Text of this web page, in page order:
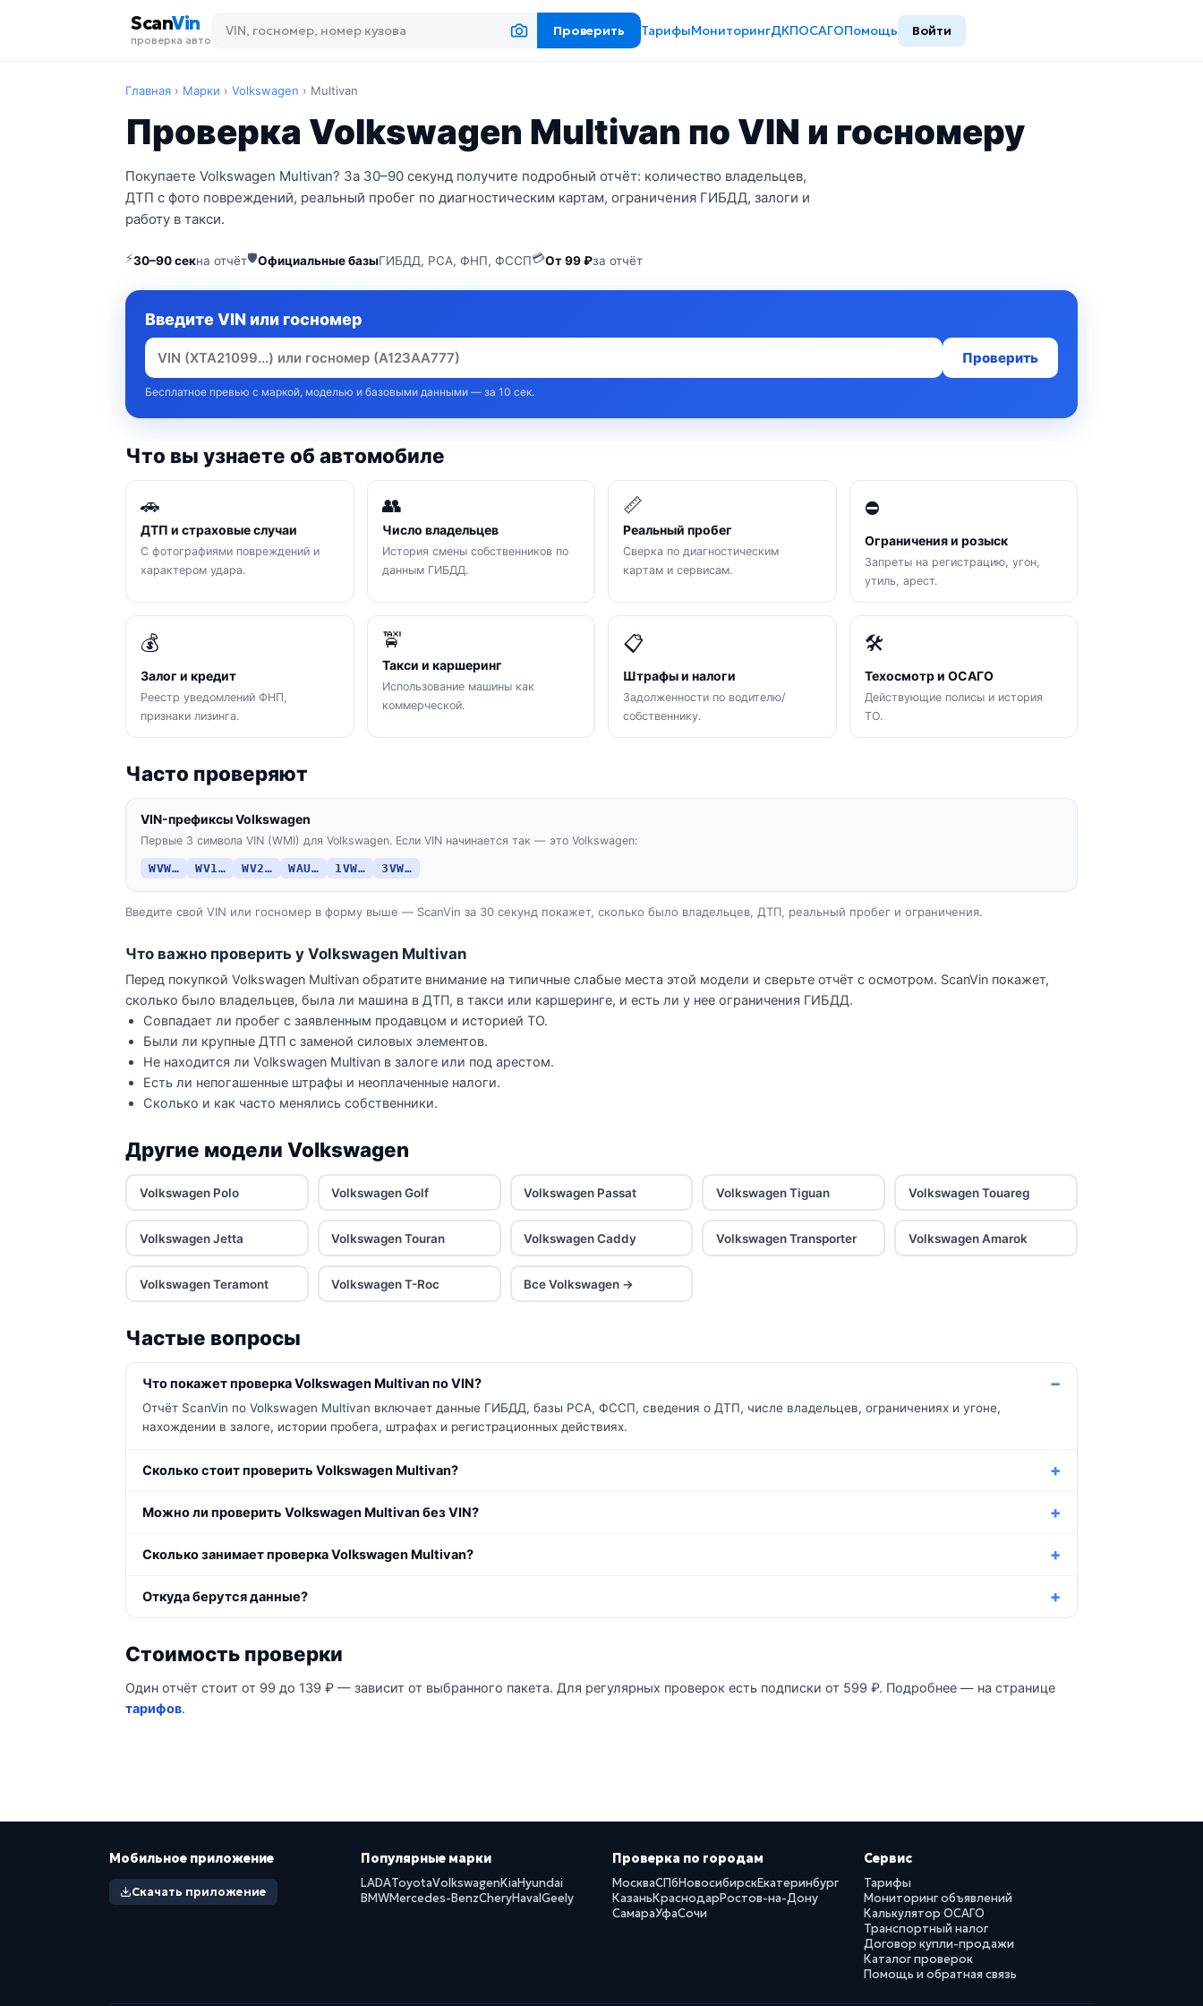
ScanVin
проверка авто
Проверить ТарифыМониторингДКПОСАГОПомощь Войти
Главная › Марки › Volkswagen › Multivan
Проверка Volkswagen Multivan по VIN и госномеру
Покупаете Volkswagen Multivan? За 30–90 секунд получите подробный отчёт: количество владельцев,
ДТП с фото повреждений, реальный пробег по диагностическим картам, ограничения ГИБДД, залоги и
работу в такси.
⚡30–90 секна отчёт🛡Официальные базыГИБДД, РСА, ФНП, ФССП💳От 99 ₽за отчёт
Введите VIN или госномер
Проверить
Бесплатное превью с маркой, моделью и базовыми данными — за 10 сек.
Что вы узнаете об автомобиле
🚗
ДТП и страховые случаи
С фотографиями повреждений и
характером удара.
👥
Число владельцев
История смены собственников по
данным ГИБДД.
📏
Реальный пробег
Сверка по диагностическим
картам и сервисам.
⛔
Ограничения и розыск
Запреты на регистрацию, угон,
утиль, арест.
💰
Залог и кредит
Реестр уведомлений ФНП,
признаки лизинга.
🚖
Такси и каршеринг
Использование машины как
коммерческой.
📋
Штрафы и налоги
Задолженности по водителю/
собственнику.
🛠
Техосмотр и ОСАГО
Действующие полисы и история
ТО.
Часто проверяют
VIN-префиксы Volkswagen
Первые 3 символа VIN (WMI) для Volkswagen. Если VIN начинается так — это Volkswagen:
WVW… WV1… WV2… WAU… 1VW… 3VW…
Введите свой VIN или госномер в форму выше — ScanVin за 30 секунд покажет, сколько было владельцев, ДТП, реальный пробег и ограничения.
Что важно проверить у Volkswagen Multivan
Перед покупкой Volkswagen Multivan обратите внимание на типичные слабые места этой модели и сверьте отчёт с осмотром. ScanVin покажет,
сколько было владельцев, была ли машина в ДТП, в такси или каршеринге, и есть ли у нее ограничения ГИБДД.
Совпадает ли пробег с заявленным продавцом и историей ТО.
Были ли крупные ДТП с заменой силовых элементов.
Не находится ли Volkswagen Multivan в залоге или под арестом.
Есть ли непогашенные штрафы и неоплаченные налоги.
Сколько и как часто менялись собственники.
Другие модели Volkswagen
Volkswagen Polo Volkswagen Golf Volkswagen Passat Volkswagen Tiguan Volkswagen Touareg
Volkswagen Jetta Volkswagen Touran Volkswagen Caddy Volkswagen Transporter Volkswagen Amarok
Volkswagen Teramont Volkswagen T-Roc Все Volkswagen →
Частые вопросы
Что покажет проверка Volkswagen Multivan по VIN?
Отчёт ScanVin по Volkswagen Multivan включает данные ГИБДД, базы РСА, ФССП, сведения о ДТП, числе владельцев, ограничениях и угоне,
нахождении в залоге, истории пробега, штрафах и регистрационных действиях.
Сколько стоит проверить Volkswagen Multivan?
Можно ли проверить Volkswagen Multivan без VIN?
Сколько занимает проверка Volkswagen Multivan?
Откуда берутся данные?
Стоимость проверки
Один отчёт стоит от 99 до 139 ₽ — зависит от выбранного пакета. Для регулярных проверок есть подписки от 599 ₽. Подробнее — на странице
тарифов.
Мобильное приложение
Скачать приложение
Популярные марки
LADAToyotaVolkswagenKiaHyundai
BMWMercedes-BenzCheryHavalGeely
Проверка по городам
МоскваСПбНовосибирскЕкатеринбург
КазаньКраснодарРостов-на-Дону
СамараУфаСочи
Сервис
Тарифы
Мониторинг объявлений
Калькулятор ОСАГО
Транспортный налог
Договор купли-продажи
Каталог проверок
Помощь и обратная связь